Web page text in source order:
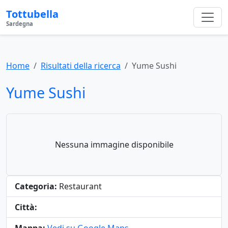
Tottubella
Sardegna
Home Risultati della ricerca Yume Sushi
Yume Sushi
Nessuna immagine disponibile
Categoria: Restaurant
Città: